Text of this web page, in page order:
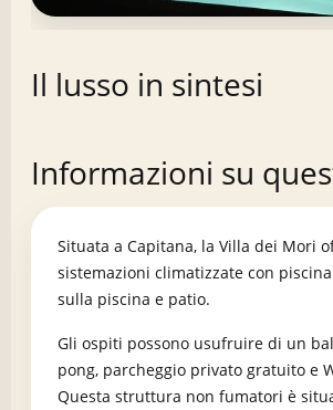
Il lusso in sintesi
Informazioni su
Situata a Capitana, la Villa dei Mori
sistemazioni climatizzate con
sulla piscina e patio.
Gli ospiti possono usufruire di un
pong, parcheggio privato gratuito e
Questa struttura non fumatori è